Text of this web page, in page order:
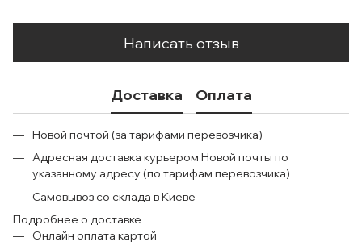
Написать отзыв
Доставка Оплата
Новой почтой (за тарифами перевозчика)
Адресная доставка курьером Новой почты по
указанному адресу (по тарифам перевозчика)
Самовывоз со склада в Киеве
Подробнее о доставке
Онлайн оплата картой